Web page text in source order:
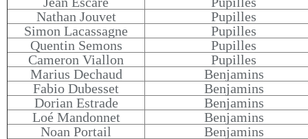
Nathan Jouvet
Pupilles
Simon Lacassagne
Pupilles
Quentin Semons
Pupilles
Cameron Viallon
Pupilles
Marius Dechaud
Benjamins
Fabio Dubesset
Benjamins
Dorian Estrade
Benjamins
Loé Mandonnet
Benjamins
Noan Portail
Benjamins